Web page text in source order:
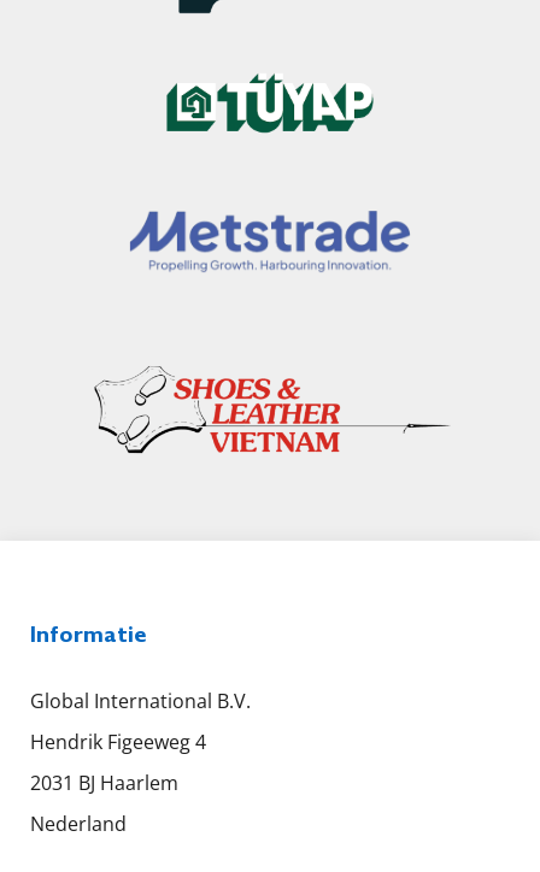
Informatie
Global International B.V.
Hendrik Figeeweg 4
2031 BJ Haarlem
Nederland